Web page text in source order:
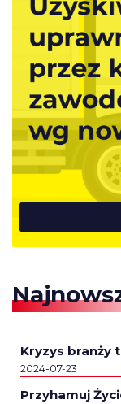
Kryzys branży
2024-07-23
Przyhamuj